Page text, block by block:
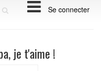
Se connecter
je t'aime !